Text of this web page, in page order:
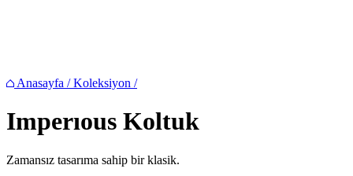
Anasayfa / Koleksiyon /
Imperıous Koltuk
Zamansız tasarıma sahip bir klasik.